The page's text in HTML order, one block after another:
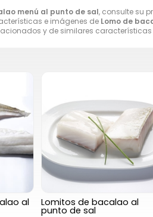
menú al punto de sal, consulte su
e imágenes de Lomo de
y de similares características
al Lomitos de bacalao al
punto de sal